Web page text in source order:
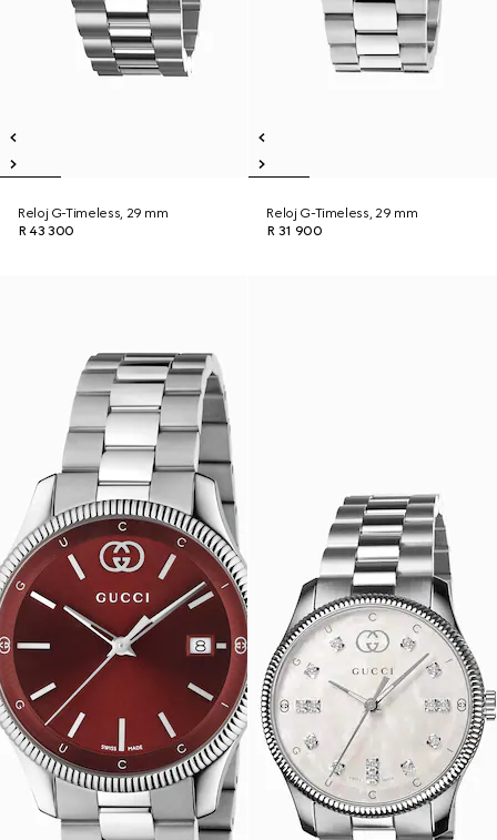
Reloj G-Timeless, 29 mm
R 43 300
Reloj G-Timeless, 29 mm
R 31 900